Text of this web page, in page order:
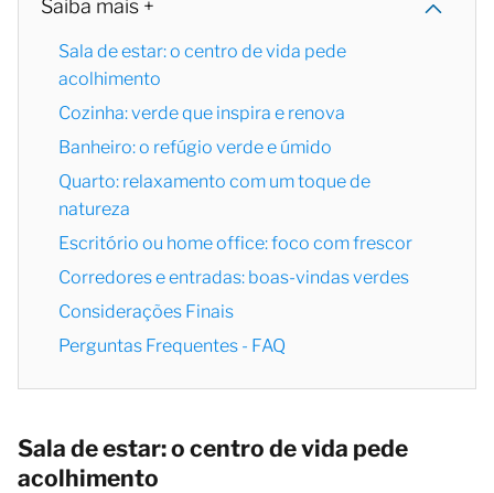
Saiba mais +
Sala de estar: o centro de vida pede
acolhimento
Cozinha: verde que inspira e renova
Banheiro: o refúgio verde e úmido
Quarto: relaxamento com um toque de
natureza
Escritório ou home office: foco com frescor
Corredores e entradas: boas-vindas verdes
Considerações Finais
Perguntas Frequentes - FAQ
Sala de estar: o centro de vida pede
acolhimento